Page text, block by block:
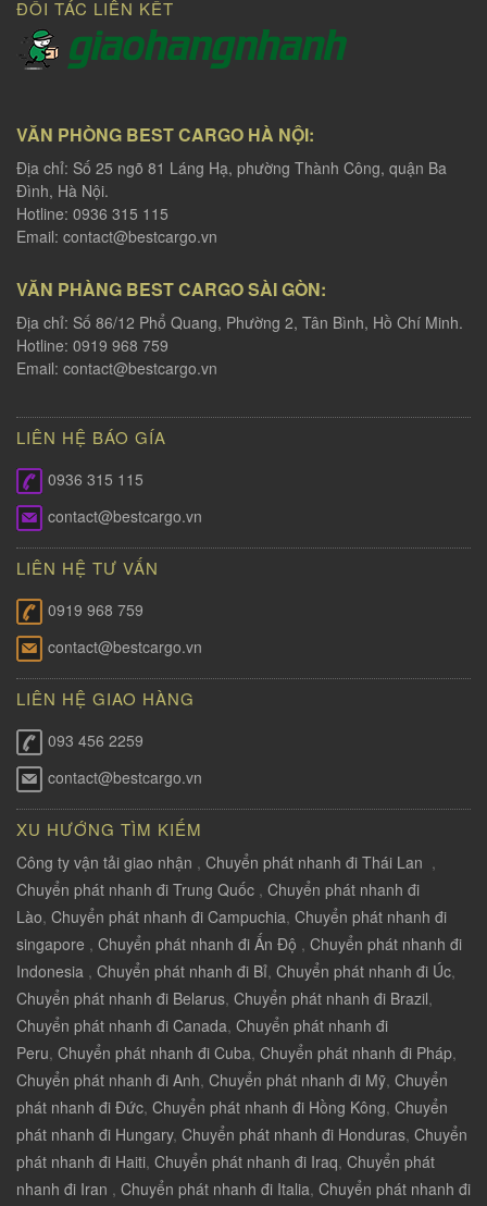
ĐỐI TÁC LIÊN KẾT
VĂN PHÒNG BEST CARGO HÀ NỘI:
Địa chỉ: Số 25 ngõ 81 Láng Hạ, phường Thành Công, quận Ba
Đình, Hà Nội.
Hotline: 0936 315 115
Email: contact@bestcargo.vn
VĂN PHÀNG BEST CARGO SÀI GÒN:
Địa chỉ: Số 86/12 Phổ Quang, Phường 2, Tân Bình, Hồ Chí Minh.
Hotline: 0919 968 759
Email: contact@bestcargo.vn
LIÊN HỆ BÁO GÍA
0936 315 115
contact@bestcargo.vn
LIÊN HỆ TƯ VẤN
0919 968 759
contact@bestcargo.vn
LIÊN HỆ GIAO HÀNG
093 456 2259
contact@bestcargo.vn
XU HƯỚNG TÌM KIẾM
Công ty vận tải giao nhận , Chuyển phát nhanh đi Thái Lan ,
Chuyển phát nhanh đi Trung Quốc , Chuyển phát nhanh đi
Lào, Chuyển phát nhanh đi Campuchia, Chuyển phát nhanh đi
singapore , Chuyển phát nhanh đi Ấn Độ , Chuyển phát nhanh đi
Indonesia , Chuyển phát nhanh đi Bỉ, Chuyển phát nhanh đi Úc,
Chuyển phát nhanh đi Belarus, Chuyển phát nhanh đi Brazil,
Chuyển phát nhanh đi Canada, Chuyển phát nhanh đi
Peru, Chuyển phát nhanh đi Cuba, Chuyển phát nhanh đi Pháp,
Chuyển phát nhanh đi Anh, Chuyển phát nhanh đi Mỹ, Chuyển
phát nhanh đi Đức, Chuyển phát nhanh đi Hồng Kông, Chuyển
phát nhanh đi Hungary, Chuyển phát nhanh đi Honduras, Chuyển
phát nhanh đi Haiti, Chuyển phát nhanh đi Iraq, Chuyển phát
nhanh đi Iran , Chuyển phát nhanh đi Italia, Chuyển phát nhanh đi